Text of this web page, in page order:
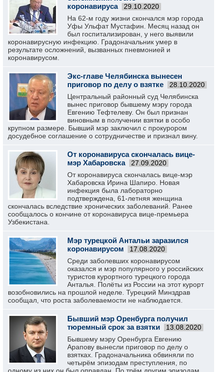
коронавируса
29.10.2020
На 62-м году жизни скончался мэр города
Уфы Ульфат Мустафин. Месяц назад он
был госпитализирован, у него выявили
коронавирусную инфекцию. Градоначальник умер в
результате осложнений, вызванных пневмонией и
коронавирусом.
Экс-главе Челябинска вынесен
приговор по делу о взятке
28.10.2020
Центральный районный суд Челябинска
вынес приговор бывшему мэру города
Евгению Тефтелеву. Он был признан
виновным в получении взятки в особо
крупном размере. Бывший мэр заключил с прокурором
досудебное соглашение о сотрудничестве и признал вину.
От коронавируса скончалась вице-
мэр Хабаровска
27.09.2020
От коронавируса скончалась вице-мэр
Хабаровска Ирина Шапиро. Новая
инфекция была лабораторно
подтверждена, 61-летняя женщина
скончалась вследствие хронических заболеваний. Ранее
сообщалось о кончине от коронавируса вице-премьера
Узбекистана.
Мэр турецкой Антальи заразился
коронавирусом
17.08.2020
Среди заболевших коронавирусом
оказался и мэр популярного у российских
туристов курортного турецкого города
Анталья. Полёты из России на этот курорт
возобновились на прошлой неделе. Турецкий Минздрав
сообщал, что роста заболеваемости не наблюдается.
Бывший мэр Оренбурга получил
тюремный срок за взятки
13.08.2020
Бывшему мэру Оренбурга Евгению
Арапову вынесли приговор по делу о
взятках. Градоначальника обвиняли по
четырём эпизодам преступления, по